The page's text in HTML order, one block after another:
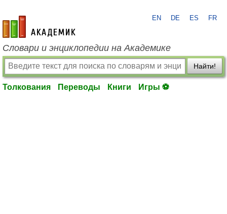
academic.ru
EN DE ES FR
Словари и энциклопедии на Академике
Найти!
Толкования Переводы Книги Игры ⚽